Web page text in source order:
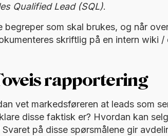
Qualified Lead (SQL).
begreper som skal brukes, og når
skriftlig på en intern wiki /
rapportering
vet markedsføreren at leads som
disse faktisk er? Hvordan kan
Svaret på disse spørsmålene gir